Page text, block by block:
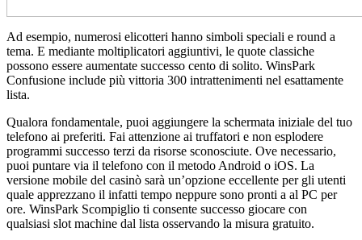
Ad esempio, numerosi elicotteri hanno simboli speciali e round a
tema. E mediante moltiplicatori aggiuntivi, le quote classiche
possono essere aumentate successo cento di solito. WinsPark
Confusione include più vittoria 300 intrattenimenti nel esattamente
lista.
Qualora fondamentale, puoi aggiungere la schermata iniziale del tuo
telefono ai preferiti. Fai attenzione ai truffatori e non esplodere
programmi successo terzi da risorse sconosciute. Ove necessario,
puoi puntare via il telefono con il metodo Android o iOS. La
versione mobile del casinò sarà un’opzione eccellente per gli utenti
quale apprezzano il infatti tempo neppure sono pronti a al PC per
ore. WinsPark Scompiglio ti consente successo giocare con
qualsiasi slot machine dal lista osservando la misura gratuito.